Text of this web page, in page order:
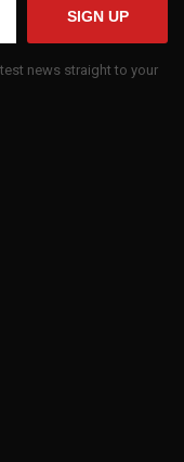
SIGN UP
news straight to your